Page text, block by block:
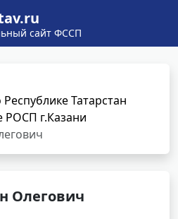
сайт ФССП
Татарстан
РОСП г.Казани
Олегович